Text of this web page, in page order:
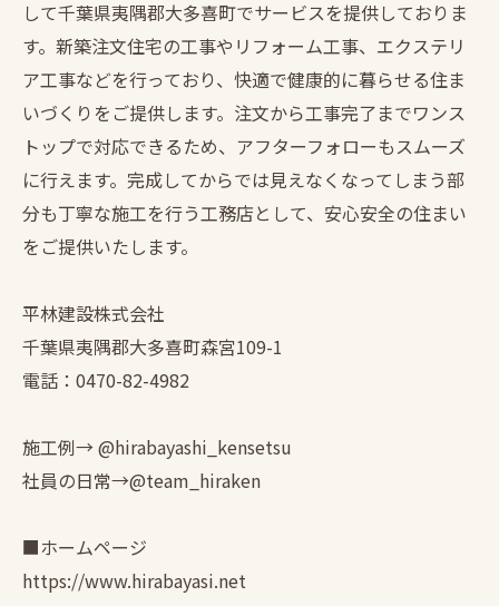
して千葉県夷隅郡大多喜町でサービスを提供しておりま
す。新築注文住宅の工事やリフォーム工事、エクステリ
ア工事などを行っており、快適で健康的に暮らせる住ま
いづくりをご提供します。注文から工事完了までワンス
トップで対応できるため、アフターフォローもスムーズ
に行えます。完成してからでは見えなくなってしまう部
分も丁寧な施工を行う工務店として、安心安全の住まい
をご提供いたします。
平林建設株式会社
千葉県夷隅郡大多喜町森宮109-1
電話：0470-82-4982
施工例→ @hirabayashi_kensetsu
社員の日常→@team_hiraken
■ホームページ
https://www.hirabayasi.net